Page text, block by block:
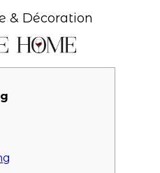
& Décoration